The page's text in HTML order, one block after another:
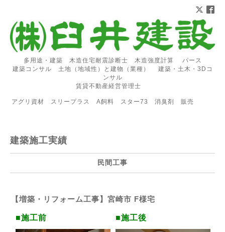
多用途・建築 木造住宅耐震診断士 木造強度計算 パース
建築コンサル 土地（地域性）と建物（業種） 建築・土木・3Dコ
ンサル
賃貸不動産経営管理士
アグリ資材 スリープラス A飼料 スター73 消臭剤 販売
建築施工実績
民間工事
【増築・リフォーム工事】宮崎市 F様宅
■施工前 ■施工後